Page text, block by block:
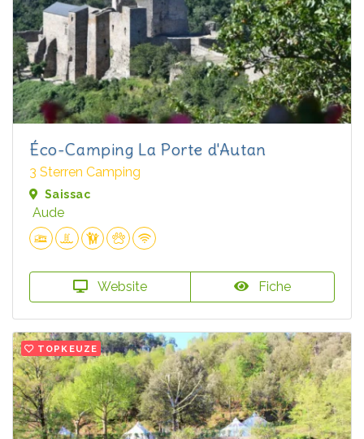
Éco-Camping La Porte d'Autan
3 Sterren Camping
Saissac
Aude
Website Fiche
TOPKEUZE